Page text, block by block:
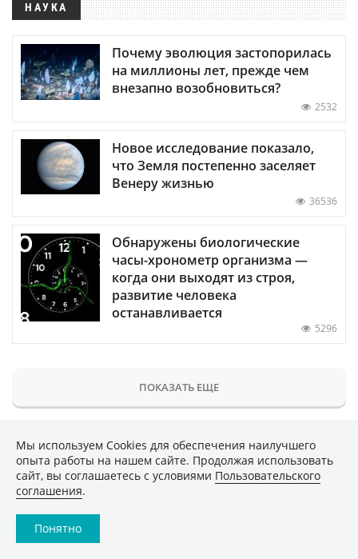
НАУКА
Почему эволюция застопорилась
на миллионы лет, прежде чем
внезапно возобновиться?
2532
Новое исследование показало,
что Земля постепенно заселяет
Венеру жизнью
36536
Обнаружены биологические
часы-хронометр организма —
когда они выходят из строя,
развитие человека
останавливается
5296
ПОКАЗАТЬ ЕЩЕ
Главное
Мы используем Сookies для обеспечения наилучшего
опыта работы на нашем сайте. Продолжая использовать
сайт, вы соглашаетесь с условиями Пользовательского
соглашения.
Понятно